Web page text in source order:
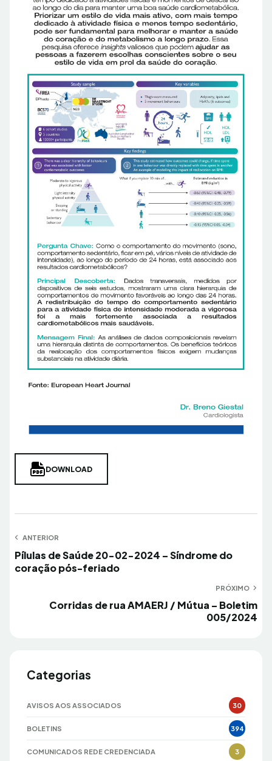
DOWNLOAD
Navegação
de
Post
ANTERIOR
Anterior
Pílulas de Saúde 20-02-2024 – Síndrome do
coração pós-feriado
PRÓXIMO
PróximoCorridas de rua AMAERJ / Mútua – Boletim
005/2024
Categorias
AVISOS AOS ASSOCIADOS 30
BOLETINS 394
COMUNICADOS REDE CREDENCIADA 3